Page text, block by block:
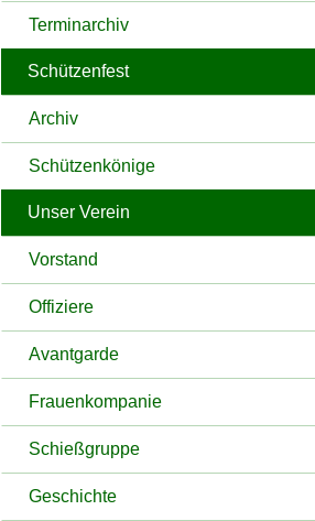
Terminarchiv
Schützenfest
Archiv
Schützenkönige
Unser Verein
Vorstand
Offiziere
Avantgarde
Frauenkompanie
Schießgruppe
Geschichte